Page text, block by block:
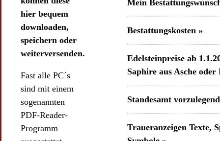
downloaden,
speichern oder
weiterversenden.
Fast alle PC´s
sogenannten
PDF-Reader-
Programm
ausgestattet.
Sollten Sie
Bestattungskosten »
Edelsteinpreise ab
Standesamt
Traueranzeigen Texte,